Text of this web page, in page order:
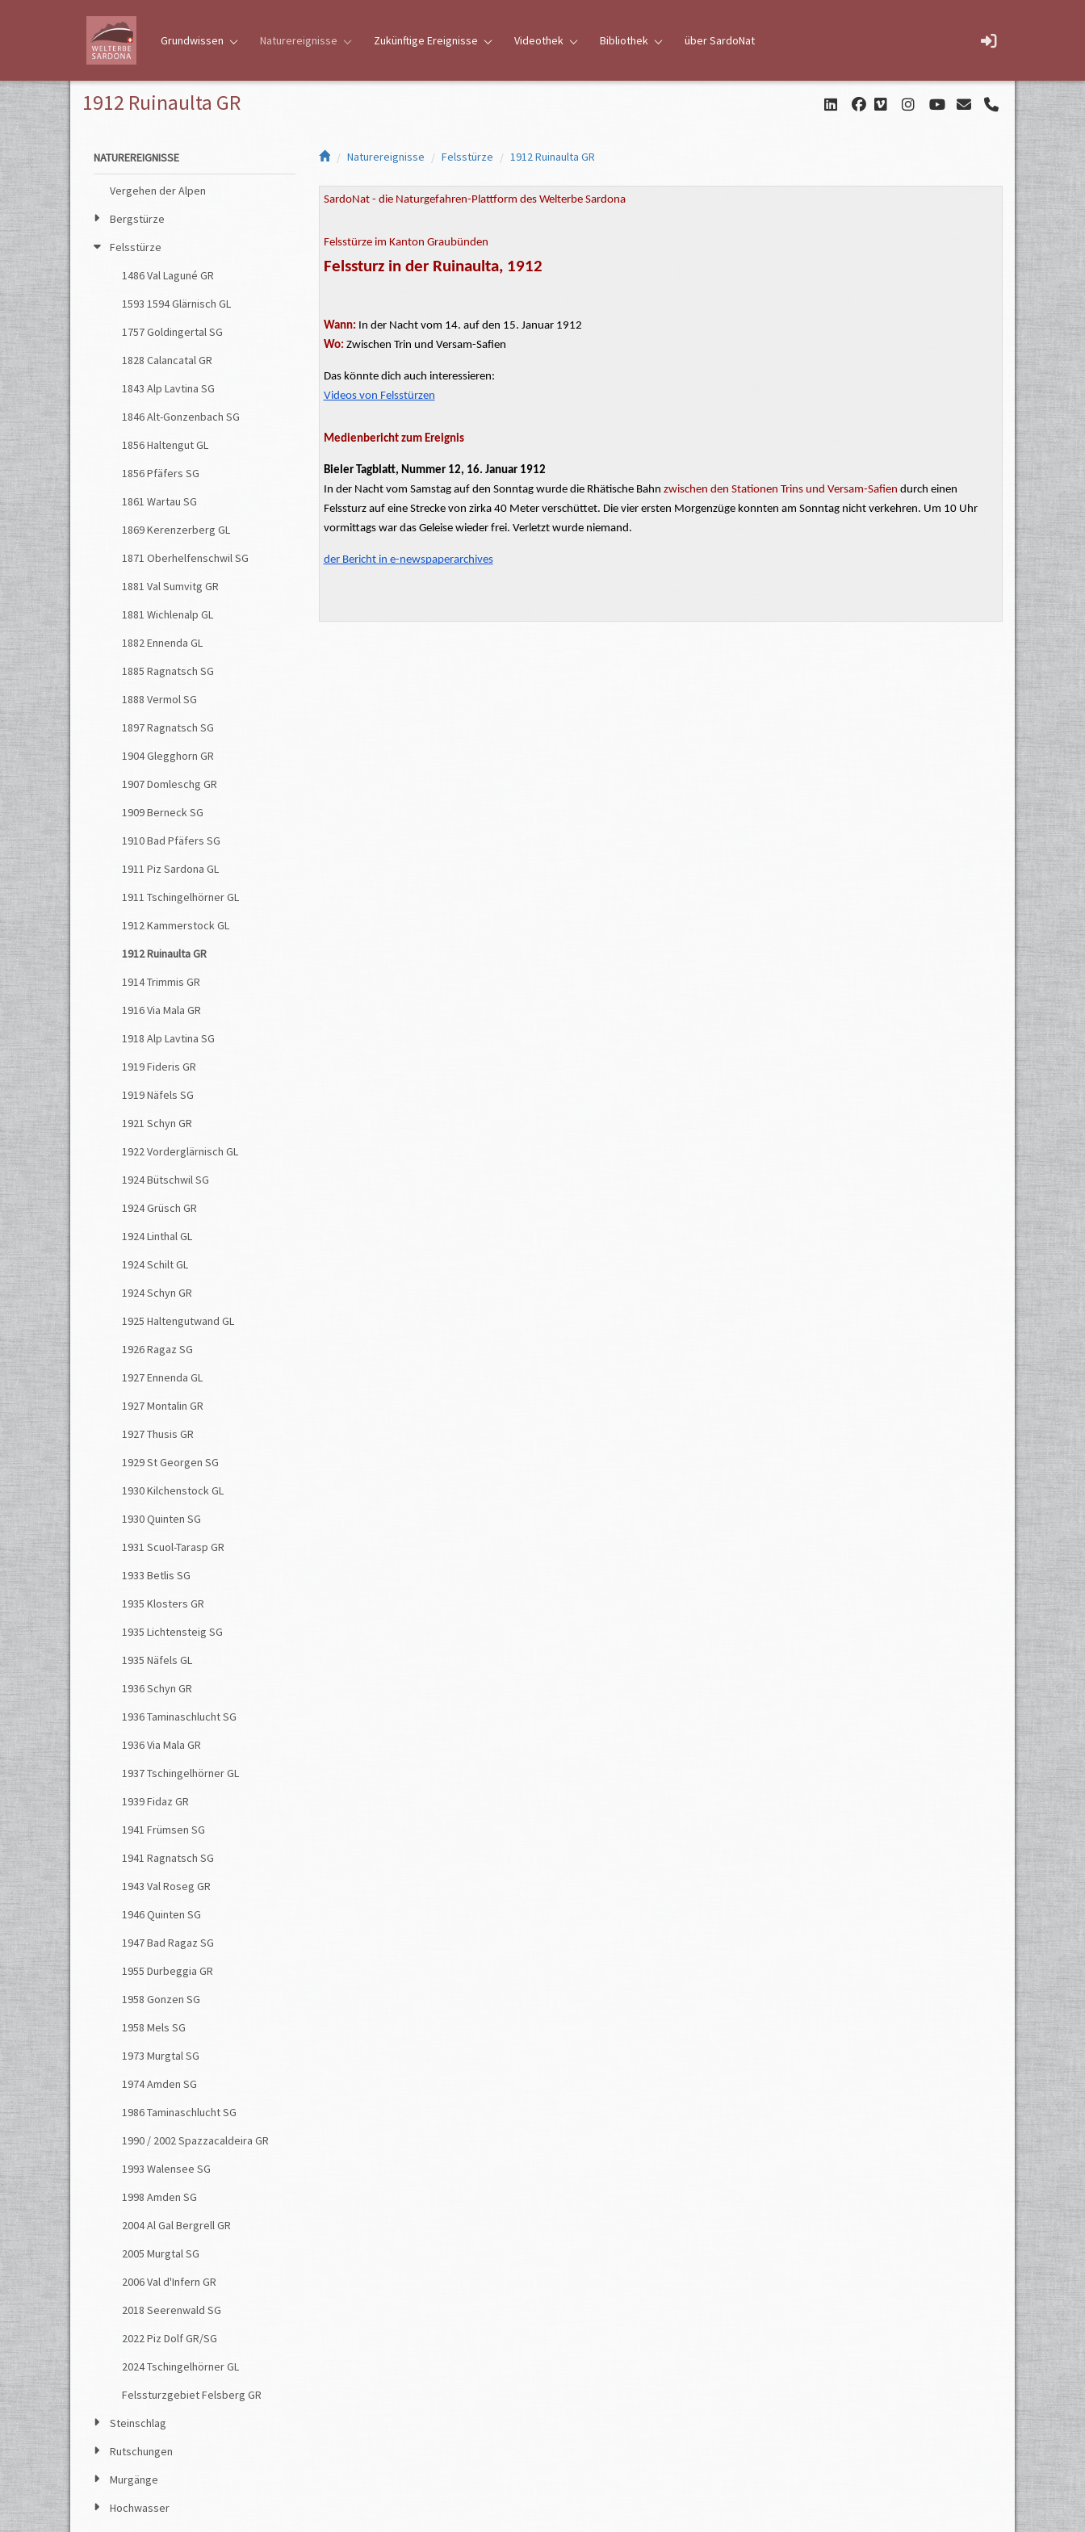
Grundwissen Naturereignisse Zukünftige Ereignisse Videothek Bibliothek über SardoNat
1912 Ruinaulta GR
Naturereignisse Felsstürze 1912 Ruinaulta GR
SardoNat - die Naturgefahren-Plattform des Welterbe Sardona
Felsstürze im Kanton Graubünden
Felssturz in der Ruinaulta, 1912
Wann: In der Nacht vom 14. auf den 15. Januar 1912
Wo: Zwischen Trin und Versam-Safien
Das könnte dich auch interessieren:
Videos von Felsstürzen
Medienbericht zum Ereignis
Bieler Tagblatt, Nummer 12, 16. Januar 1912
In der Nacht vom Samstag auf den Sonntag wurde die Rhätische Bahn zwischen den Stationen Trins und Versam-Safien durch einen
Felssturz auf eine Strecke von zirka 40 Meter verschüttet. Die vier ersten Morgenzüge konnten am Sonntag nicht verkehren. Um 10 Uhr
vormittags war das Geleise wieder frei. Verletzt wurde niemand.
der Bericht in e-newspaperarchives
NATUREREIGNISSE
Vergehen der Alpen
Bergstürze
Felsstürze
1486 Val Laguné GR
1593 1594 Glärnisch GL
1757 Goldingertal SG
1828 Calancatal GR
1843 Alp Lavtina SG
1846 Alt-Gonzenbach SG
1856 Haltengut GL
1856 Pfäfers SG
1861 Wartau SG
1869 Kerenzerberg GL
1871 Oberhelfenschwil SG
1881 Val Sumvitg GR
1881 Wichlenalp GL
1882 Ennenda GL
1885 Ragnatsch SG
1888 Vermol SG
1897 Ragnatsch SG
1904 Glegghorn GR
1907 Domleschg GR
1909 Berneck SG
1910 Bad Pfäfers SG
1911 Piz Sardona GL
1911 Tschingelhörner GL
1912 Kammerstock GL
1912 Ruinaulta GR
1914 Trimmis GR
1916 Via Mala GR
1918 Alp Lavtina SG
1919 Fideris GR
1919 Näfels SG
1921 Schyn GR
1922 Vorderglärnisch GL
1924 Bütschwil SG
1924 Grüsch GR
1924 Linthal GL
1924 Schilt GL
1924 Schyn GR
1925 Haltengutwand GL
1926 Ragaz SG
1927 Ennenda GL
1927 Montalin GR
1927 Thusis GR
1929 St Georgen SG
1930 Kilchenstock GL
1930 Quinten SG
1931 Scuol-Tarasp GR
1933 Betlis SG
1935 Klosters GR
1935 Lichtensteig SG
1935 Näfels GL
1936 Schyn GR
1936 Taminaschlucht SG
1936 Via Mala GR
1937 Tschingelhörner GL
1939 Fidaz GR
1941 Frümsen SG
1941 Ragnatsch SG
1943 Val Roseg GR
1946 Quinten SG
1947 Bad Ragaz SG
1955 Durbeggia GR
1958 Gonzen SG
1958 Mels SG
1973 Murgtal SG
1974 Amden SG
1986 Taminaschlucht SG
1990 / 2002 Spazzacaldeira GR
1993 Walensee SG
1998 Amden SG
2004 Al Gal Bergrell GR
2005 Murgtal SG
2006 Val d'Infern GR
2018 Seerenwald SG
2022 Piz Dolf GR/SG
2024 Tschingelhörner GL
Felssturzgebiet Felsberg GR
Steinschlag
Rutschungen
Murgänge
Hochwasser